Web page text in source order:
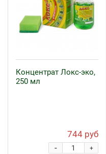
Концентрат Локс-эко,
250 мл
744 руб
+
-